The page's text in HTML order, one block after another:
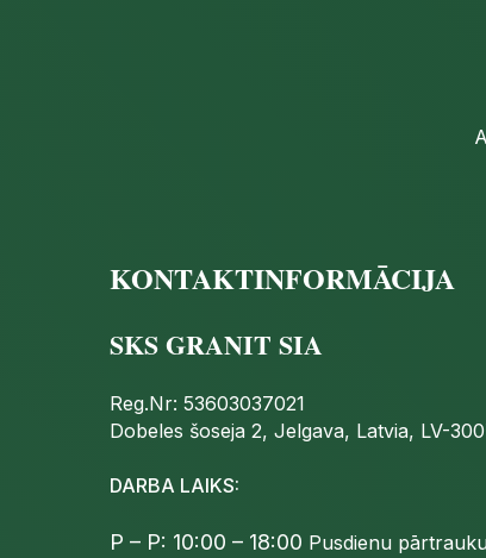
KONTAKTINFORMĀCIJA
SKS GRANIT SIA
Reg.Nr: 53603037021
Dobeles šoseja 2, Jelgava, Latvia, LV-
DARBA LAIKS:
P – P: 10:00 – 18:00 Pusdienu